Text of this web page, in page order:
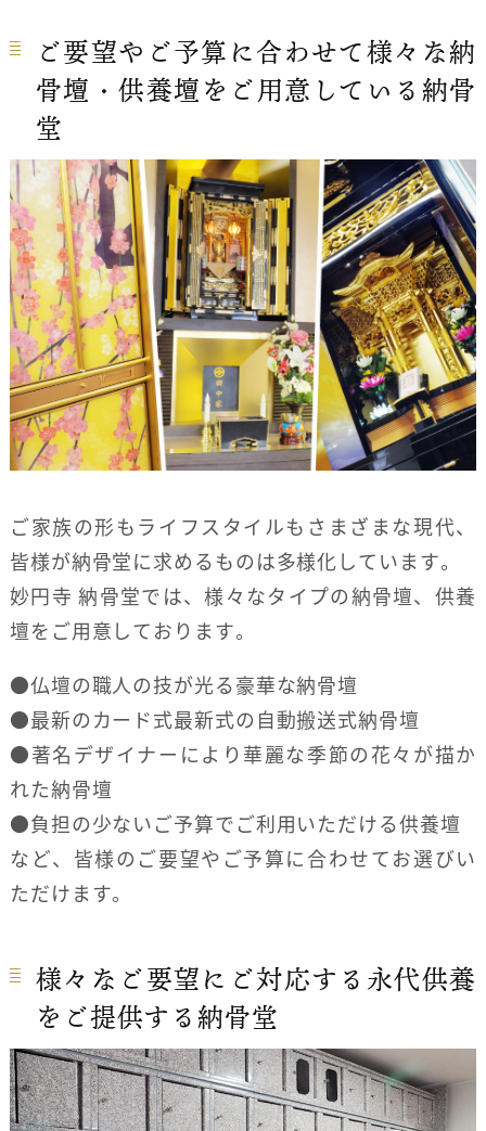
ご要望やご予算に合わせて様々な納
骨壇・供養壇をご用意している納骨
堂
ご家族の形もライフスタイルもさまざまな現代、
皆様が納骨堂に求めるものは多様化しています。
妙円寺 納骨堂では、様々なタイプの納骨壇、供養
壇をご用意しております。
●仏壇の職人の技が光る豪華な納骨壇
●最新のカード式最新式の自動搬送式納骨壇
●著名デザイナーにより華麗な季節の花々が描か
れた納骨壇
●負担の少ないご予算でご利用いただける供養壇
など、皆様のご要望やご予算に合わせてお選びい
ただけます。
様々なご要望にご対応する永代供養
をご提供する納骨堂